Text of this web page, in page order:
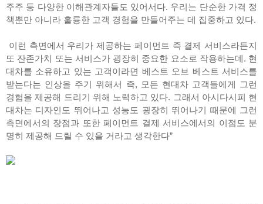
주주 등 다양한 이해관계자들도 있어서다. 우리는 단순한 가격 정
책뿐만 아니라 훌륭한 고객 경험을 만들어주는 데 집중하고 있다.
이런 측면에서 우리가 제공하는 페이먼트 즉 결제 서비스라든지
또 잔존가치 또는 서비스가 굉장히 중요한 요소로 작용하는데. 현
대차를 소유하고 있는 고객이라면 베스트 오브 베스트 서비스를
받는다는 인상을 주기 위해서 즉, 모든 현대차 고객들에게 그런
경험을 제공해 드리기 위해 노력하고 있다. 그래서 아시다시피 현
대차는 디자인도 뛰어나고 성능도 굉장히 뛰어나기 때문에 그런
측면에서의 장점과 또한 페이먼트 결제 서비스에서의 이점도 분
명히 제공해 드릴 수 있을 거라고 생각한다”